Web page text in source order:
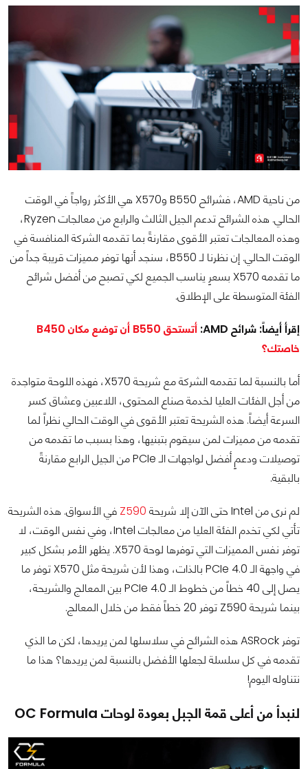
من ناحية AMD، فشرائح B550 وX570 هي الأكثر رواجاً في الوقت
الحالي. هذه الشرائح تدعم الجيل الثالث والرابع من معالجات Ryzen،
وهذه المعالجات تعتبر الأقوى مقارنةً بما تقدمه الشركة المنافسة في
الوقت الحالي. إن نظرنا لـ B550، سنجد أنها توفر مميزات قريبة جداً من
ما تقدمه X570 بسعرٍ يناسب الجميع لكي تصبح من أفضل شرائح
الفئة المتوسطة على الإطلاق.
إقرأ أيضاً: شرائح AMD:
أتستحق B550 أن توضع مكان B450
خاصتك؟
أما بالنسبة لما تقدمه الشركة مع شريحة X570، فهذه اللوحة متواجدة
من أجل الفئات العليا لخدمة صناع المحتوى، اللاعبين وعشاق كسر
السرعة أيضاً. هذه الشريحة تعتبر الأقوى في الوقت الحالي نظراً لما
تقدمه من مميزات لمن سيقوم بتبنيها، وهذا بسبب ما تقدمه من
توصيلات ودعمٍ أفضل لواجهات الـ PCIe من الجيل الرابع مقارنةً
بالبقية.
لم نرى من Intel حتى الآن إلا شريحة Z590 في الأسواق. هذه الشريحة
تأتي لكي تخدم الفئة العليا من معالجات Intel، وفي نفس الوقت، لا
توفر نفس المميزات التي توفرها لوحة X570. يظهر الأمر بشكل كبير
في واجهة الـ PCIe 4.0 بالذات، وهذا لأن شريحة مثل X570 توفر ما
يصل إلى 40 خطاً من خطوط الـ PCIe 4.0 بين المعالج والشريحة،
بينما شريحة Z590 توفر 20 خطاً فقط من خلال المعالج.
توفر ASRock هذه الشرائح في سلاسلها لمن يريدها، لكن ما الذي
تقدمه في كل سلسلة لجعلها الأفضل بالنسبة لمن يريدها؟ هذا ما
نتناوله اليوم!
لنبدأ من أعلى قمة الجبل بعودة لوحات OC Formula